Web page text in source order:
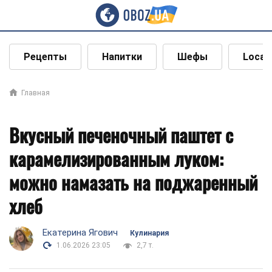
Рецепты Напитки Шефы Local
Главная
Вкусный печеночный паштет с
карамелизированным луком:
можно намазать на поджаренный
хлеб
Екатерина Ягович
Кулинария
1.06.2026 23:05
2,7 т.